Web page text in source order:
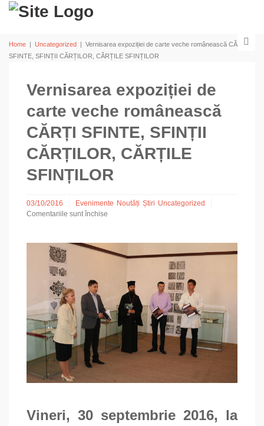
Home | Uncategorized | Vernisarea expoziției de carte veche românească CĂRȚI
SFINTE, SFINȚII CĂRȚILOR, CĂRȚILE SFINȚILOR
Vernisarea expoziției de
carte veche românească
CĂRȚI SFINTE, SFINȚII
CĂRȚILOR, CĂRȚILE
SFINȚILOR
03/10/2016 Evenimente Noutăți Știri Uncategorized
Comentariile sunt închise
expoziției
românească
SFINTE,
SFINȚII
CĂRȚILOR,
CĂRȚILE
SFINȚILOR
Vineri, 30 septembrie 2016, la